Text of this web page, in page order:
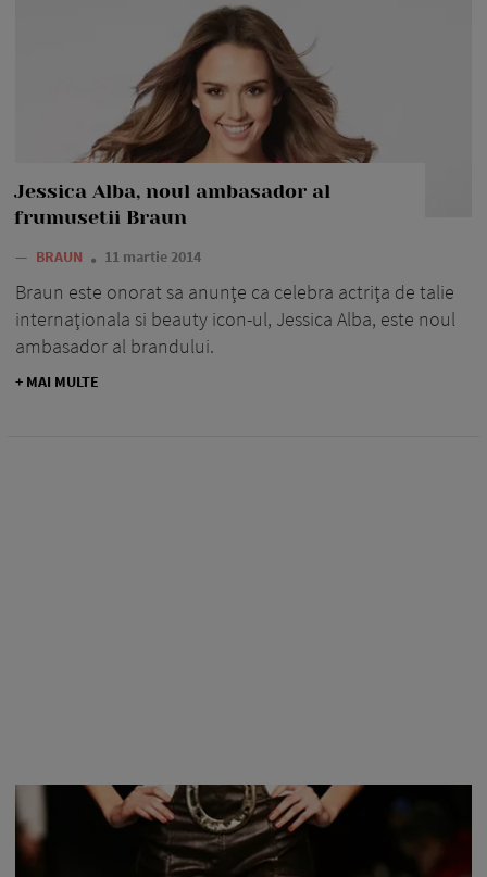
Jessica Alba, noul ambasador al
frumusetii Braun
— BRAUN 11 martie 2014
Braun este onorat sa anunţe ca celebra actriţa de talie
internaţionala si beauty icon-ul, Jessica Alba, este noul
ambasador al brandului.
+ MAI MULTE